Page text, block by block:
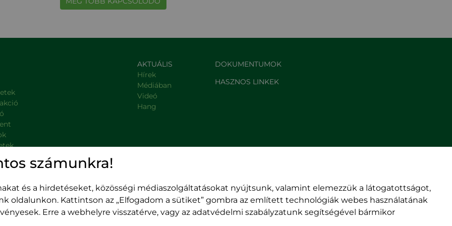
kormányzati intézmények
AKTUÁLIS
Hírek
Médiában
Videó
Hang
DOKUMENTUMOK
HASZNOS LINKEK
számunkra!
és a hirdetéseket, közösségi médiaszolgáltatásokat nyújtsunk, valamint elemezzük a látogatottságot,
oldalunkon. Kattintson az „Elfogadom a sütiket” gombra az említett technológiák webes használatának
Erre a webhelyre visszatérve, vagy az adatvédelmi szabályzatunk segítségével bármikor